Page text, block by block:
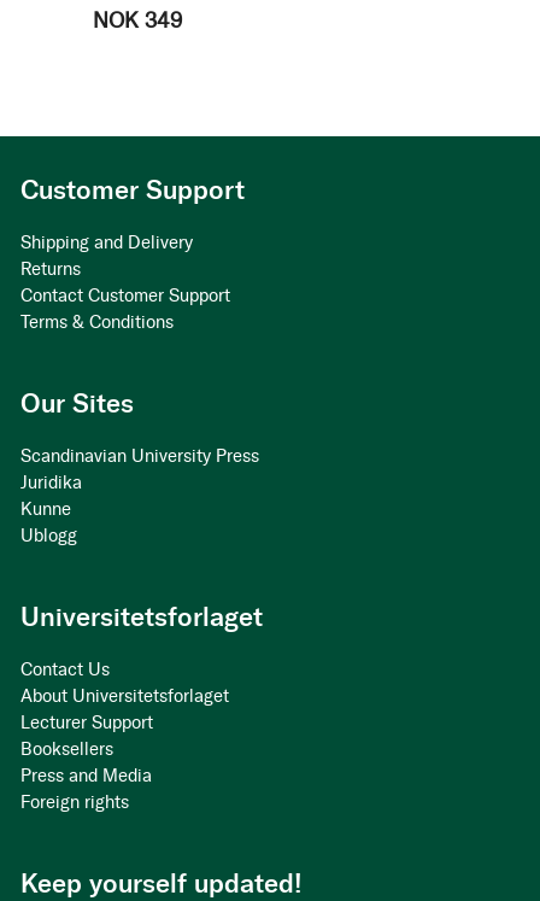
NOK 349
Customer Support
Shipping and Delivery
Returns
Contact Customer Support
Terms & Conditions
Our Sites
Scandinavian University Press
Juridika
Kunne
Ublogg
Universitetsforlaget
Contact Us
About Universitetsforlaget
Lecturer Support
Booksellers
Press and Media
Foreign rights
Keep yourself updated!